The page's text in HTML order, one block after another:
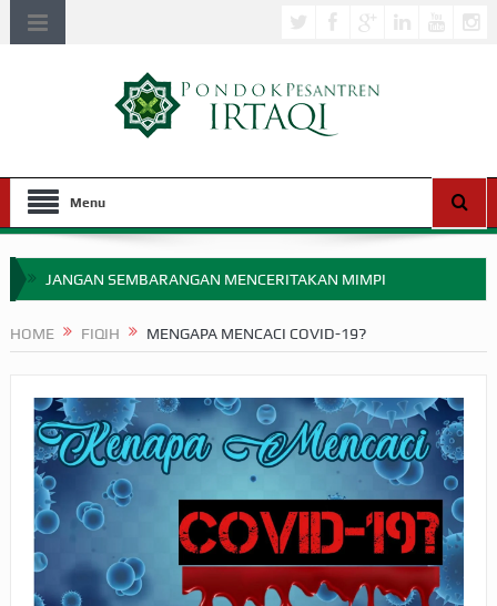
Menu
JANGAN SEMBARANGAN MENCERITAKAN MIMPI
APA HUKUM MEMPERCEPAT PEMBAYARAN ZAKAT
SEBELUM TIBA SAAT WAJIB?
HAKIKAT NIKMAT DI DUNIA!
BAGAIMANA CARA MEMBAYAR ZAKAT UANG?
UANG HARAM BISA MENJADI HALAL JIKA SEBAB
HOME FIQIH MENGAPA MENCACI COVID-19?